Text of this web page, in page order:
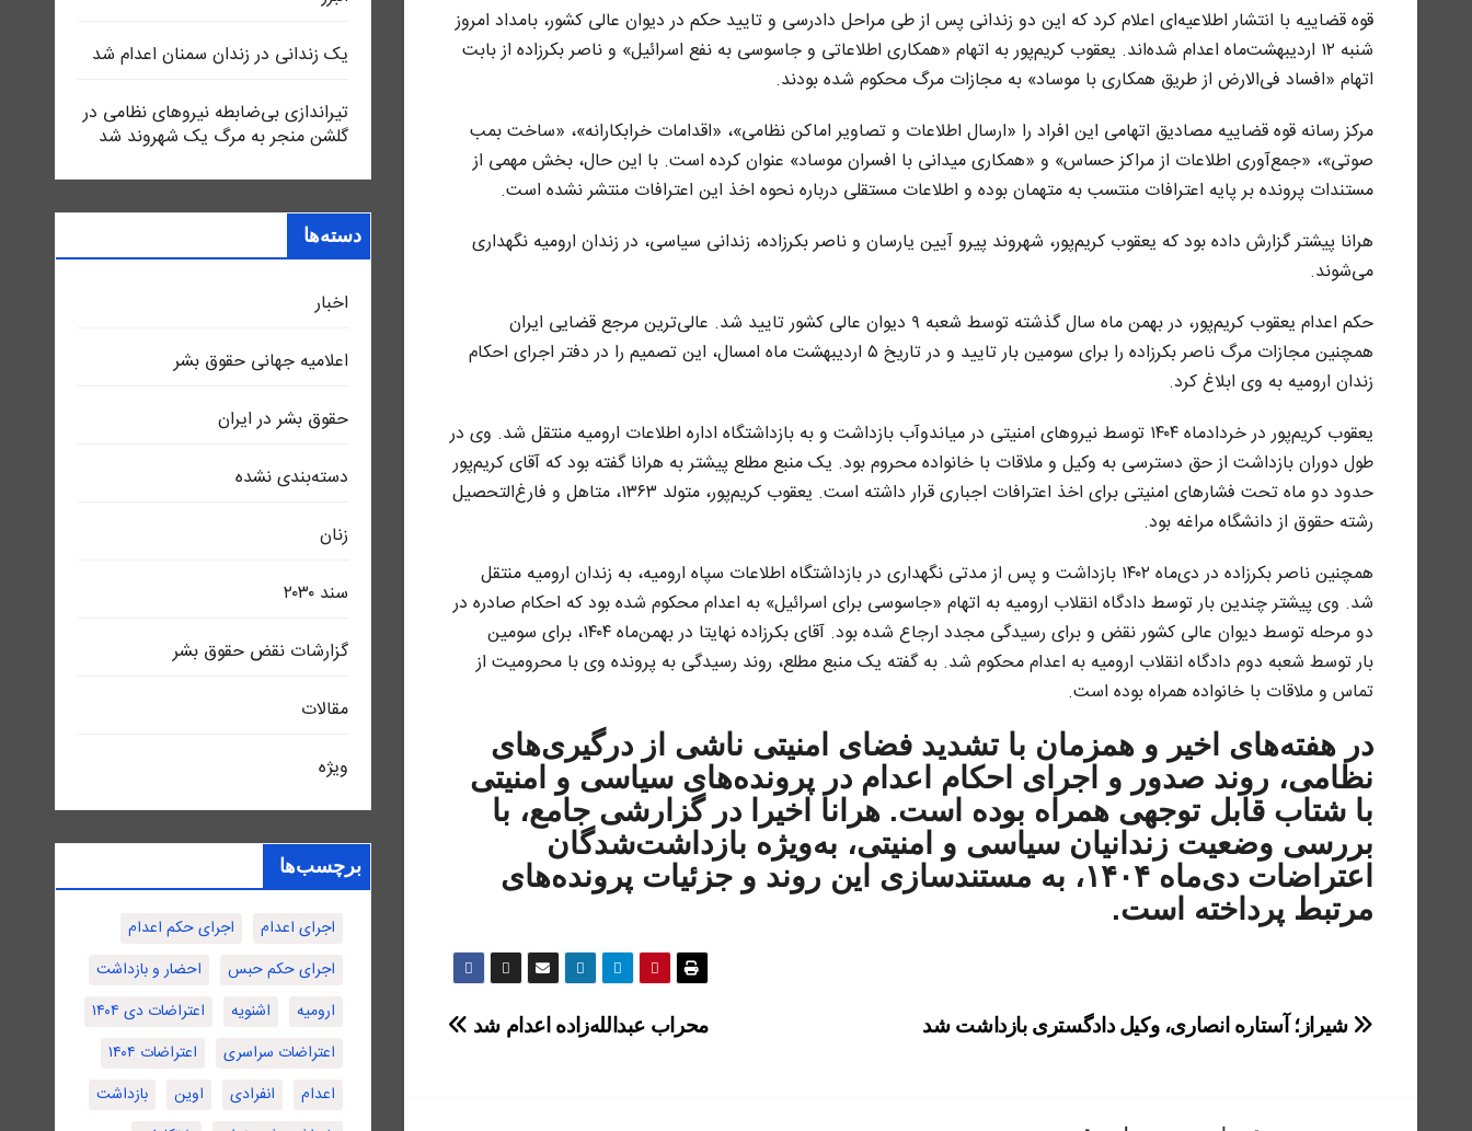
قوه قضاییه با انتشار اطلاعیه‌ای اعلام کرد که این دو زندانی پس از طی مراحل دادرسی و تایید حکم در دیوان عالی کشور، بامداد امروز
شنبه ۱۲ اردیبهشت‌ماه اعدام شده‌اند. یعقوب کریم‌پور به اتهام «همکاری اطلاعاتی و جاسوسی به نفع اسرائیل» و ناصر بکرزاده از بابت
اتهام «افساد فی‌الارض از طریق همکاری با موساد» به مجازات مرگ محکوم شده بودند.
مرکز رسانه قوه قضاییه مصادیق اتهامی این افراد را «ارسال اطلاعات و تصاویر اماکن نظامی»، «اقدامات خرابکارانه»، «ساخت بمب
صوتی»، «جمع‌آوری اطلاعات از مراکز حساس» و «همکاری میدانی با افسران موساد» عنوان کرده است. با این حال، بخش مهمی از
مستندات پرونده بر پایه اعترافات منتسب به متهمان بوده و اطلاعات مستقلی درباره نحوه اخذ این اعترافات منتشر نشده است.
هرانا پیشتر گزارش داده بود که یعقوب کریم‌پور، شهروند پیرو آیین یارسان و ناصر بکرزاده، زندانی سیاسی، در زندان ارومیه نگهداری
می‌شوند.
حکم اعدام یعقوب کریم‌پور، در بهمن ماه سال گذشته توسط شعبه ۹ دیوان عالی کشور تایید شد. عالی‌ترین مرجع قضایی ایران
همچنین مجازات مرگ ناصر بکرزاده را برای سومین بار تایید و در تاریخ ۵ اردیبهشت ماه امسال، این تصمیم را در دفتر اجرای احکام
زندان ارومیه به وی ابلاغ کرد.
یعقوب کریم‌پور در خردادماه ۱۴۰۴ توسط نیروهای امنیتی در میاندوآب بازداشت و به بازداشتگاه اداره اطلاعات ارومیه منتقل شد. وی در
طول دوران بازداشت از حق دسترسی به وکیل و ملاقات با خانواده محروم بود. یک منبع مطلع پیشتر به هرانا گفته بود که آقای کریم‌پور
حدود دو ماه تحت فشارهای امنیتی برای اخذ اعترافات اجباری قرار داشته است. یعقوب کریم‌پور، متولد ۱۳۶۳، متاهل و فارغ‌التحصیل
رشته حقوق از دانشگاه مراغه بود.
همچنین ناصر بکرزاده در دی‌ماه ۱۴۰۲ بازداشت و پس از مدتی نگهداری در بازداشتگاه اطلاعات سپاه ارومیه، به زندان ارومیه منتقل
شد. وی پیشتر چندین بار توسط دادگاه انقلاب ارومیه به اتهام «جاسوسی برای اسرائیل» به اعدام محکوم شده بود که احکام صادره در
دو مرحله توسط دیوان عالی کشور نقض و برای رسیدگی مجدد ارجاع شده بود. آقای بکرزاده نهایتا در بهمن‌ماه ۱۴۰۴، برای سومین
بار توسط شعبه دوم دادگاه انقلاب ارومیه به اعدام محکوم شد. به گفته یک منبع مطلع، روند رسیدگی به پرونده وی با محرومیت از
تماس و ملاقات با خانواده همراه بوده است.
در هفته‌های اخیر و همزمان با تشدید فضای امنیتی ناشی از درگیری‌های
نظامی، روند صدور و اجرای احکام اعدام در پرونده‌های سیاسی و امنیتی
با شتاب قابل توجهی همراه بوده است. هرانا اخیرا در گزارشی جامع، با
بررسی وضعیت زندانیان سیاسی و امنیتی، به‌ویژه بازداشت‌شدگان
اعتراضات دی‌ماه ۱۴۰۴، به مستندسازی این روند و جزئیات پرونده‌های
مرتبط پرداخته است.
راهبری
محراب عبدالله‌زاده اعدام شد شیراز؛ آستاره انصاری، وکیل دادگستری بازداشت شد
یک زندانی در زندان سمنان اعدام شد
تیراندازی بی‌ضابطه نیروهای نظامی در
گلشن منجر به مرگ یک شهروند شد
دسته‌ها
اخبار
اعلاميه جهانی حقوق بشر
حقوق بشر در ایران
دسته‌بندی نشده
زنان
سند ٢٠٣٠
گزارشات نقض حقوق بشر
مقالات
ویژه
برچسب‌ها
اجرای اعدام
اجرای حکم اعدام
اجرای حکم حبس
احضار و بازداشت
ارومیه
اشنویه
اعتراضات دی ۱۴۰۴
اعتراضات سراسری
اعتراضات ۱۴۰۴
اعدام
انفرادی اوین
بازداشت